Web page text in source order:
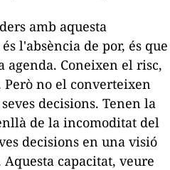
amb aquesta
l'absència de por, és que
agenda. Coneixen el risc,
no el converteixen
decisions. Tenen la
de la incomoditat del
decisions en una visió
capacitat, veure